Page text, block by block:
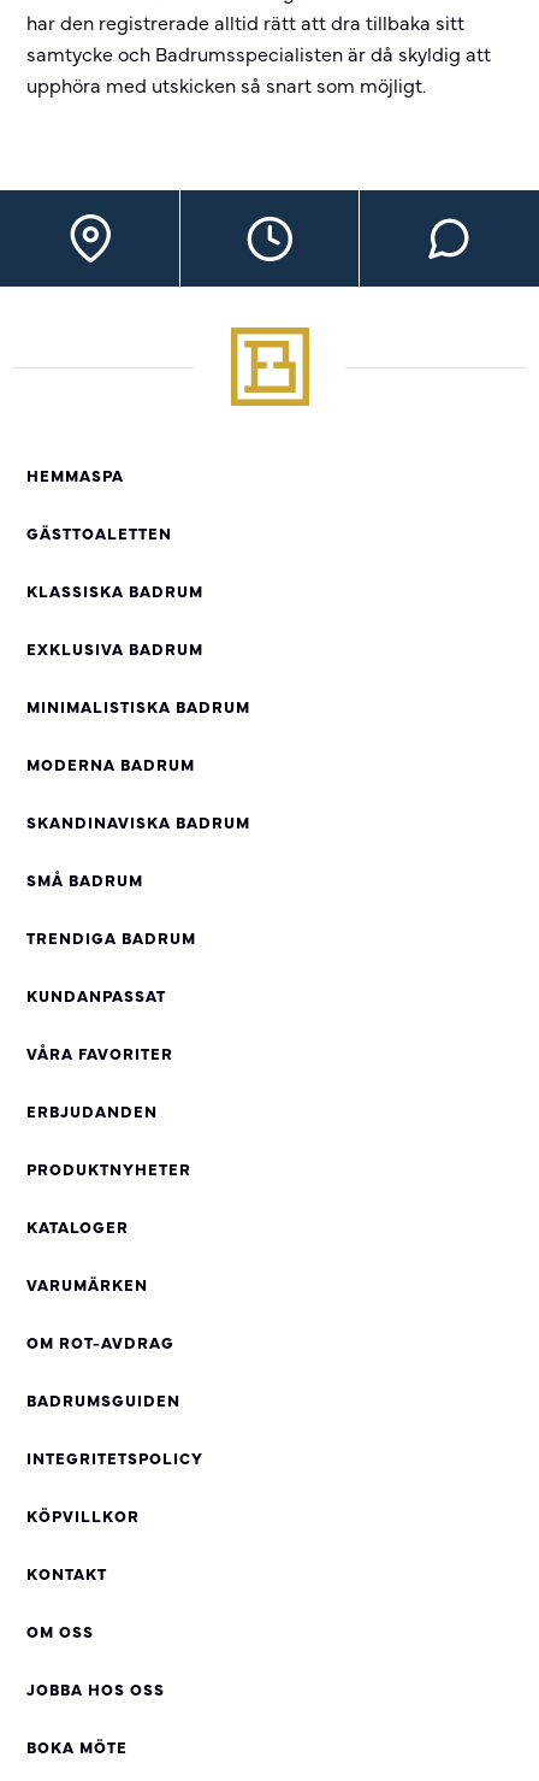
har den registrerade alltid rätt att dra tillbaka sitt
samtycke och Badrumsspecialisten är då skyldig att
upphöra med utskicken så snart som möjligt.
HEMMASPA
GÄSTTOALETTEN
KLASSISKA BADRUM
EXKLUSIVA BADRUM
MINIMALISTISKA BADRUM
MODERNA BADRUM
SKANDINAVISKA BADRUM
SMÅ BADRUM
TRENDIGA BADRUM
KUNDANPASSAT
VÅRA FAVORITER
ERBJUDANDEN
PRODUKTNYHETER
KATALOGER
VARUMÄRKEN
OM ROT-AVDRAG
BADRUMSGUIDEN
INTEGRITETSPOLICY
KÖPVILLKOR
KONTAKT
OM OSS
JOBBA HOS OSS
BOKA MÖTE